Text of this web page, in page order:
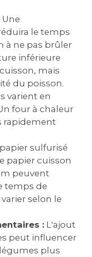
Une
le temps
à ne pas brûler
inférieure
mais
du poisson.
varient en
four à chaleur
rapidement
sulfurisé
papier cuisson
peuvent
temps de
selon le
: L'ajout
peut influencer
plus